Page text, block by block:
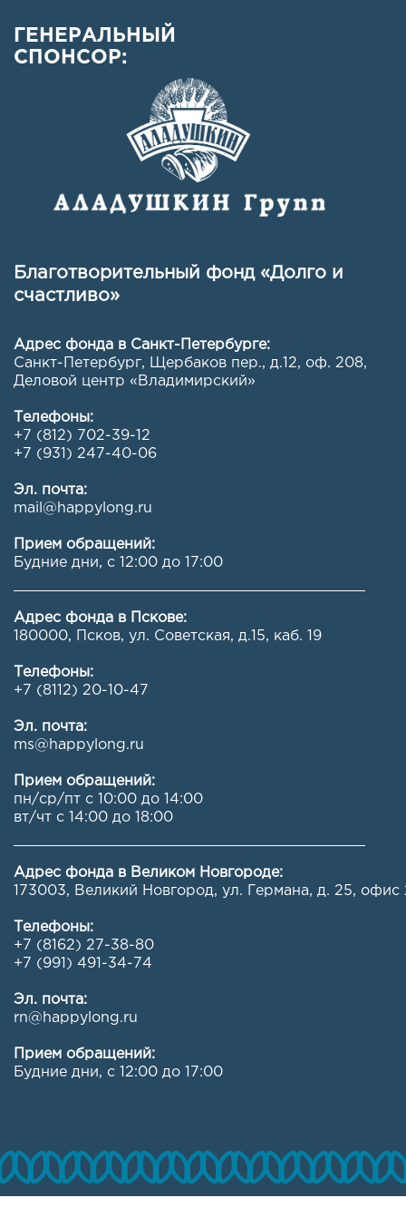
ГЕНЕРАЛЬНЫЙ
СПОНСОР:
Благотворительный фонд «Долго и
счастливо»
Адрес фонда в Санкт-Петербурге:
Санкт-Петербург, Щербаков пер., д.12, оф. 208,
Деловой центр «Владимирский»
Телефоны:
+7 (812) 702-39-12
+7 (931) 247-40-06
Эл. почта:
mail@happylong.ru
Прием обращений:
Будние дни, с 12:00 до 17:00
Адрес фонда в Пскове:
180000, Псков, ул. Советская, д.15, каб. 19
Телефоны:
+7 (8112) 20-10-47
Эл. почта:
ms@happylong.ru
Прием обращений:
пн/ср/пт с 10:00 до 14:00
вт/чт с 14:00 до 18:00
Адрес фонда в Великом Новгороде:
173003, Великий Новгород, ул. Германа, д. 25, офис
Телефоны:
+7 (8162) 27-38-80
+7 (991) 491-34-74
Эл. почта:
rn@happylong.ru
Прием обращений:
Будние дни, с 12:00 до 17:00